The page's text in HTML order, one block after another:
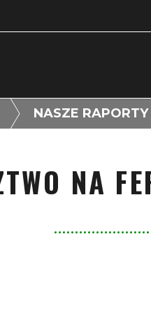
NASZE RAPORTY
NA